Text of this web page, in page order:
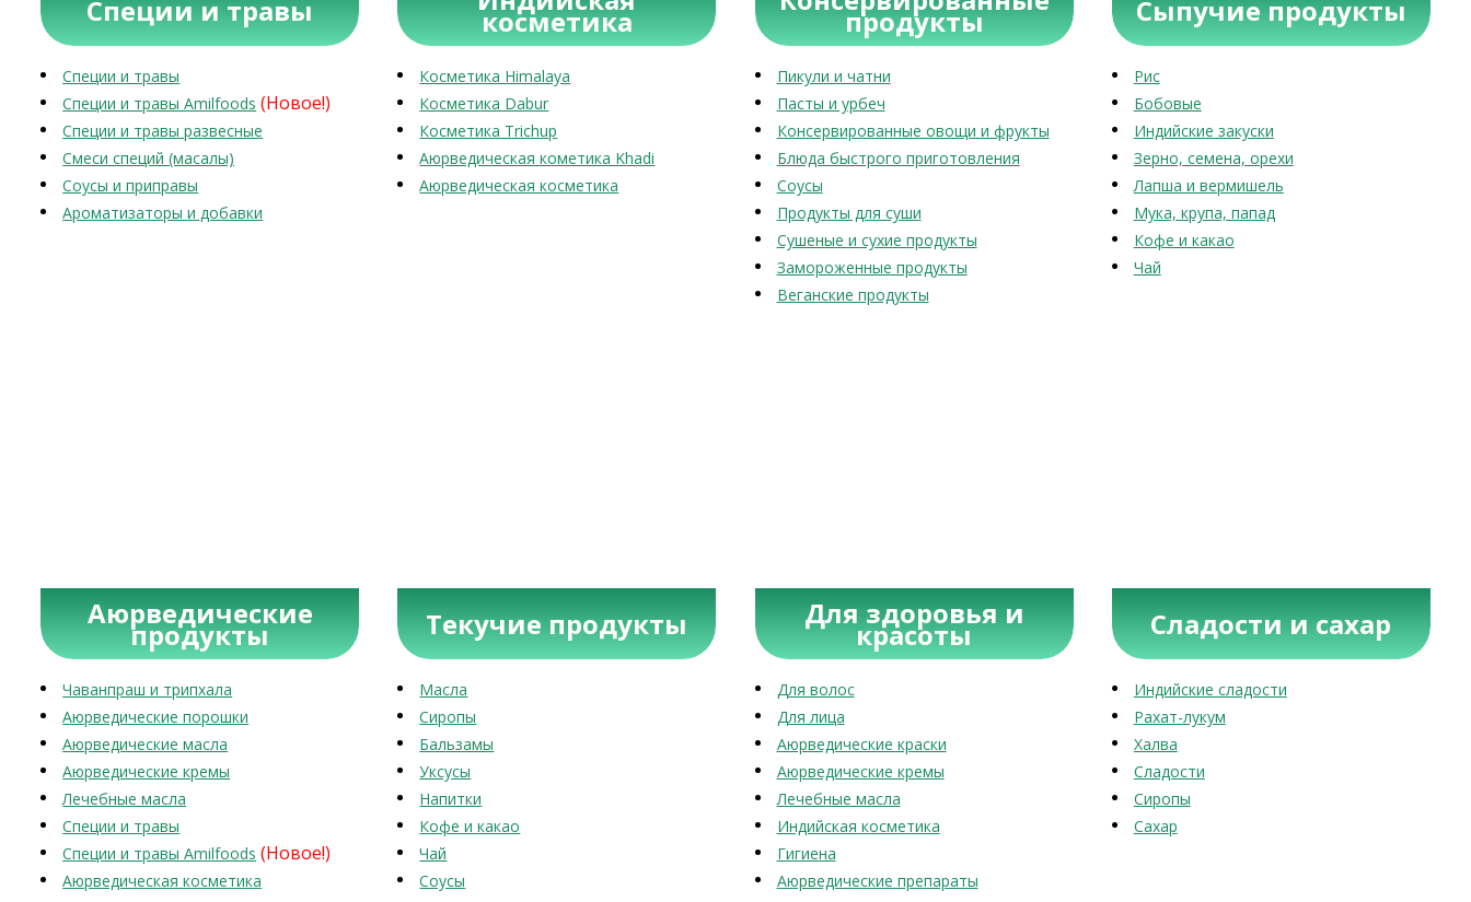
Специи и травы
Специи и травы
Специи и травы Amilfoods (Новое!)
Специи и травы развесные
Смеси специй (масалы)
Соусы и приправы
Ароматизаторы и добавки
косметика
Косметика Himalaya
Косметика Dabur
Косметика Trichup
Аюрведическая кометика Khadi
Аюрведическая косметика
продукты
Пикули и чатни
Пасты и урбеч
Консервированные овощи и фрукты
Блюда быстрого приготовления
Соусы
Продукты для суши
Сушеные и сухие продукты
Замороженные продукты
Веганские продукты
Сыпучие продукты
Рис
Бобовые
Индийские закуски
Зерно, семена, орехи
Лапша и вермишель
Мука, крупа, папад
Кофе и какао
Чай
Аюрведические
продукты
Чаванпраш и трипхала
Аюрведические порошки
Аюрведические масла
Аюрведические кремы
Лечебные масла
Специи и травы
Специи и травы Amilfoods (Новое!)
Аюрведическая косметика
Текучие продукты
Масла
Сиропы
Бальзамы
Уксусы
Напитки
Кофе и какао
Чай
Соусы
Для здоровья и
красоты
Для волос
Для лица
Аюрведические краски
Аюрведические кремы
Лечебные масла
Индийская косметика
Гигиена
Аюрведические препараты
Сладости и сахар
Индийские сладости
Рахат-лукум
Халва
Сладости
Сиропы
Сахар